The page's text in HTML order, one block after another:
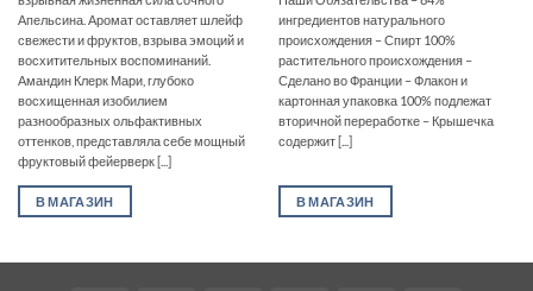
Апельсина. Аромат оставляет шлейф
свежести и фруктов, взрыва эмоций и
восхитительных воспоминаний.
Амандин Клерк Мари, глубоко
восхищенная изобилием
разнообразных ольфактивных
оттенков, представляла себе мощный
фруктовый фейерверк [...]
В МАГАЗИН
ингредиентов натурального
происхождения – Спирт 100%
растительного происхождения –
Сделано во Франции – Флакон и
картонная упаковка 100% подлежат
вторичной переработке – Крышечка
содержит [...]
В МАГАЗИН